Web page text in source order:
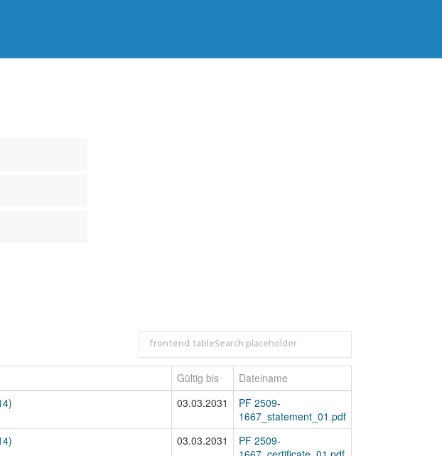
Gültig bis
Dateiname
03.03.2031
PF 2509-
1667_statement_01.pdf
03.03.2031
PF 2509-